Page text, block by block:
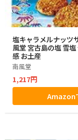
塩キャラメルナッツ
風堂 宮古島の塩 雪
感 お土産
南風堂
1,217円
Amazon